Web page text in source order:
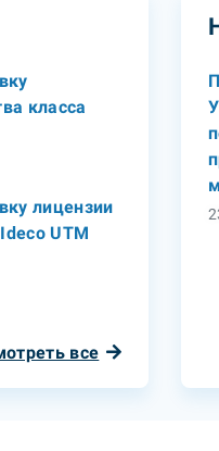
класса
лицензии
UTM
все